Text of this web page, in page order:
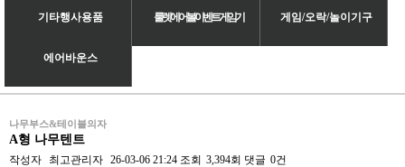
기타행사용품 룰렛/에어볼/이벤트게임기 게임/오락/놀이기구
에어바운스
나무부스&테이블의자
A형 나무텐트
작성자 최고관리자 26-03-06 21:24 조회 3,394회 댓글 0건